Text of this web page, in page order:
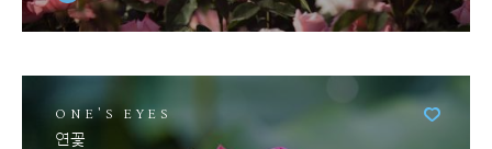
ONE'S EYES
연꽃